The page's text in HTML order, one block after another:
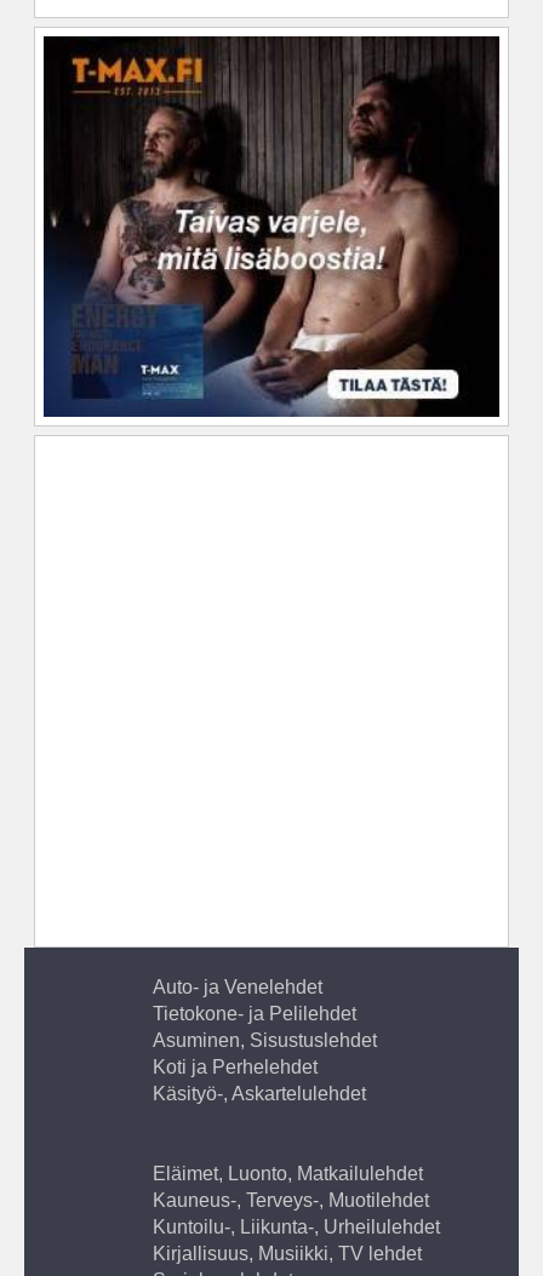
Auto- ja Venelehdet
Tietokone- ja Pelilehdet
Asuminen, Sisustuslehdet
Koti ja Perhelehdet
Käsityö-, Askartelulehdet
Eläimet, Luonto, Matkailulehdet
Kauneus-, Terveys-, Muotilehdet
Kuntoilu-, Liikunta-, Urheilulehdet
Kirjallisuus, Musiikki, TV lehdet